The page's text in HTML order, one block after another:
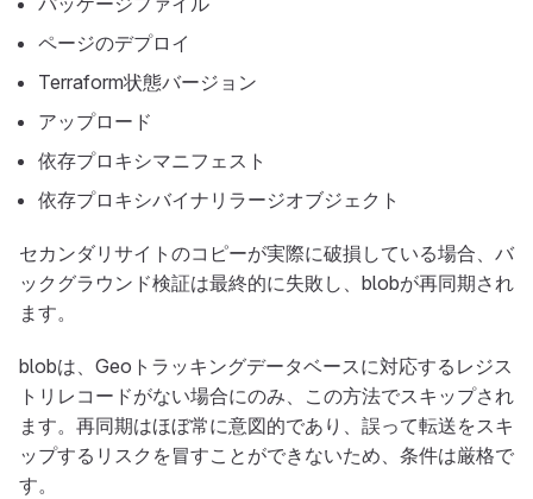
ページのデプロイ
Terraform状態バージョン
アップロード
依存プロキシマニフェスト
依存プロキシバイナリラージオブジェクト
セカンダリサイトのコピーが実際に破損している場合、バ
ックグラウンド検証は最終的に失敗し、blobが再同期され
ます。
blobは、Geoトラッキングデータベースに対応するレジス
トリレコードがない場合にのみ、この方法でスキップされ
ます。再同期はほぼ常に意図的であり、誤って転送をスキ
ップするリスクを冒すことができないため、条件は厳格で
す。